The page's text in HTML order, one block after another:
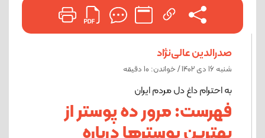
صدرالدین عالی‌نژاد
شنبه 16 دی 1402 / خواندن: 10 دقیقه
به احترام داغ دل مردم ایران
فهرست: مرور ده پوستر از